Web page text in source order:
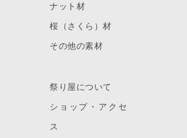
ナット材
桜（さくら）材
その他の素材
祭り屋について
ショップ・アクセ
ス